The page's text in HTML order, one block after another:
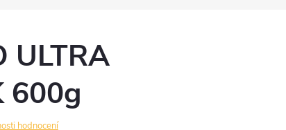
ULTRA
600g
hodnocení